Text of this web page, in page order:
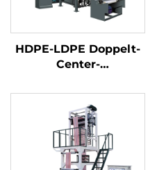
HDPE-LDPE Doppelt-
Center-
Satz